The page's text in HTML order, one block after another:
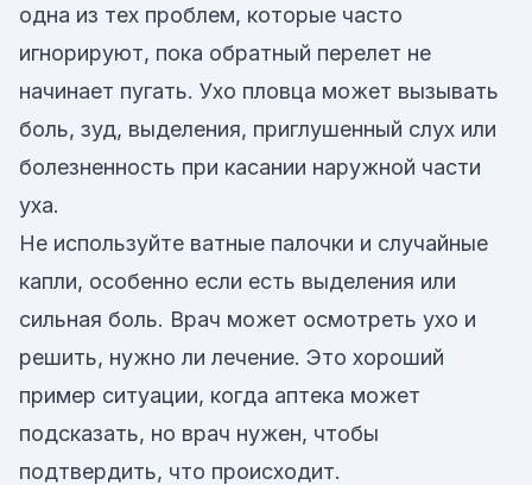
одна из тех проблем, которые часто
игнорируют, пока обратный перелет не
начинает пугать. Ухо пловца может вызывать
боль, зуд, выделения, приглушенный слух или
болезненность при касании наружной части
уха.
Не используйте ватные палочки и случайные
капли, особенно если есть выделения или
сильная боль. Врач может осмотреть ухо и
решить, нужно ли лечение. Это хороший
пример ситуации, когда аптека может
подсказать, но врач нужен, чтобы
подтвердить, что происходит.